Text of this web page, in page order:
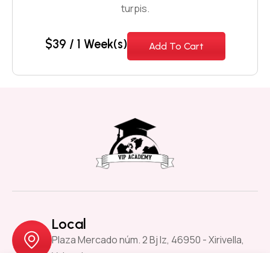
turpis.
$39 / 1 Week(s) Add To Cart
Local
Plaza Mercado núm. 2 Bj Iz, 46950 - Xirivella,